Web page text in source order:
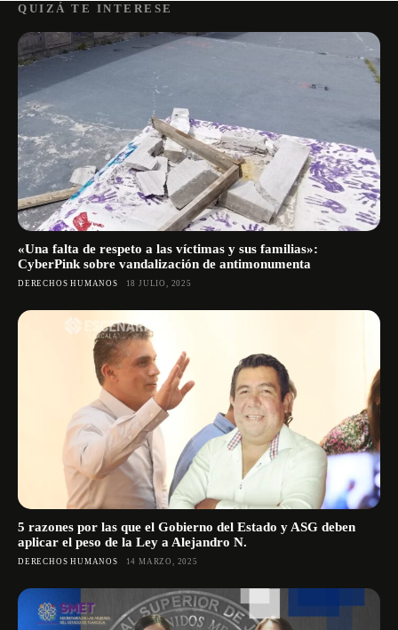
QUIZÁ TE INTERESE
«Una falta de respeto a las víctimas y sus familias»:
CyberPink sobre vandalización de antimonumenta
DERECHOS HUMANOS 18 JULIO, 2025
5 razones por las que el Gobierno del Estado y ASG deben
aplicar el peso de la Ley a Alejandro N.
DERECHOS HUMANOS 14 MARZO, 2025